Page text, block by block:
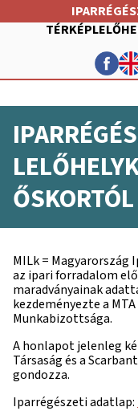
a
tartalomra
FŐ
NAVIGÁCIÓ
TÉRKÉP
MILk =
az ipari forradalom
maradványainak
kezdeményezte a
Munkabizottsága.
A honlapot jelenleg
Társaság és a
gondozza.
Iparrégészeti adatlap: